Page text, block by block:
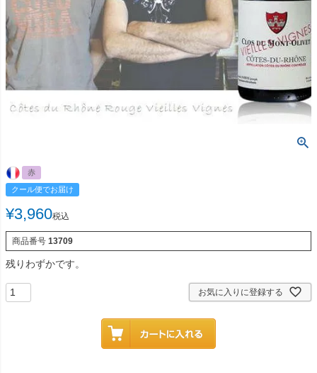
赤
クール便でお届け
¥3,960税込
商品番号 13709
残りわずかです。
お気に入りに登録する